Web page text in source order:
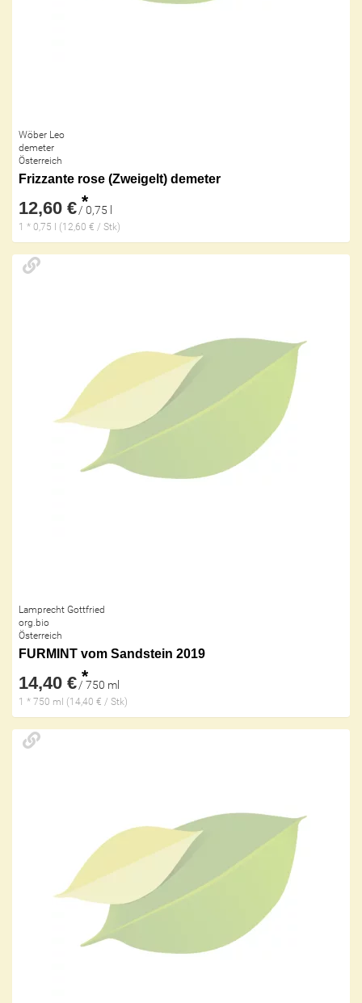
Wöber Leo
demeter
Österreich
Frizzante rose (Zweigelt) demeter
12,60 € *
/ 0,75 l
1 * 0,75 l (12,60 € / Stk)
Lamprecht Gottfried
org.bio
Österreich
FURMINT vom Sandstein 2019
14,40 € *
/ 750 ml
1 * 750 ml (14,40 € / Stk)